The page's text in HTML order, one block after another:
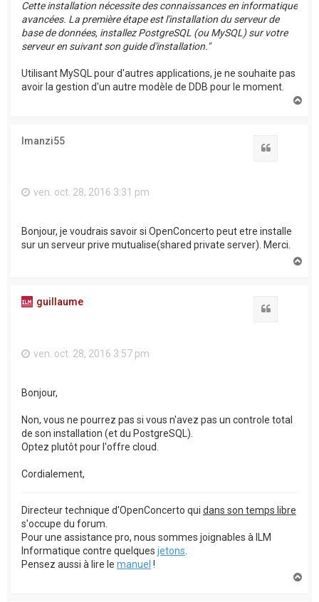
Cette installation nécessite des connaissances en informatique
avancées. La première étape est l'installation du serveur de
base de données, installez PostgreSQL (ou MySQL) sur votre
serveur en suivant son guide d'installation."
Utilisant MySQL pour d'autres applications, je ne souhaite pas
avoir la gestion d'un autre modèle de DDB pour le moment.
Imanzi55
ven. oct. 28, 2016 3:31 pm
Bonjour, je voudrais savoir si OpenConcerto peut etre installe
sur un serveur prive mutualise(shared private server). Merci.
guillaume
ven. oct. 28, 2016 3:57 pm
Bonjour,
Non, vous ne pourrez pas si vous n'avez pas un controle total
de son installation (et du PostgreSQL).
Optez plutôt pour l'offre cloud.
Cordialement,
Directeur technique d'OpenConcerto qui dans son temps libre
s'occupe du forum.
Pour une assistance pro, nous sommes joignables à ILM
Informatique contre quelques jetons
Pensez aussi à lire le manuel !